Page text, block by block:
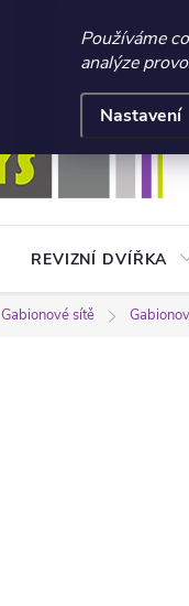
☀️ LETNÍ
Používáme
analýze
Nastavení
Obchodní
REVIZNÍ DVÍŘKA
Gabionové sítě